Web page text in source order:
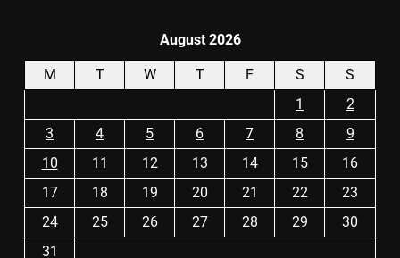
August 2026
M T W T F S
S
1
2
3
4 5 6 7 8
9
10
11 12 13 14 15
16
17
18 19 20 21 22
23
24
25 26 27 28 29
30
31